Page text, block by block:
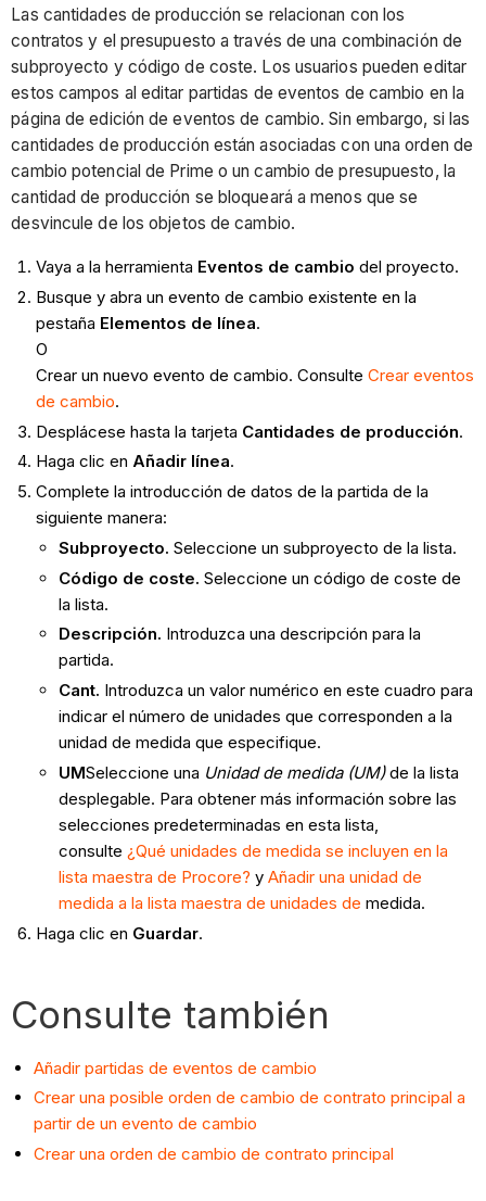
Las cantidades de producción se relacionan con los
contratos y el presupuesto a través de una combinación de
subproyecto y código de coste. Los usuarios pueden editar
estos campos al editar partidas de eventos de cambio en la
página de edición de eventos de cambio. Sin embargo, si las
cantidades de producción están asociadas con una orden de
cambio potencial de Prime o un cambio de presupuesto, la
cantidad de producción se bloqueará a menos que se
desvincule de los objetos de cambio.
Vaya a la herramienta Eventos de cambio del proyecto.
Busque y abra un evento de cambio existente en la
pestaña Elementos de línea.
O
Crear un nuevo evento de cambio. Consulte Crear eventos
de cambio.
Desplácese hasta la tarjeta Cantidades de producción.
Haga clic en Añadir línea.
Complete la introducción de datos de la partida de la
siguiente manera:
Subproyecto. Seleccione un subproyecto de la lista.
Código de coste. Seleccione un código de coste de
la lista.
Descripción. Introduzca una descripción para la
partida.
Cant. Introduzca un valor numérico en este cuadro para
indicar el número de unidades que corresponden a la
unidad de medida que especifique.
UMSeleccione una Unidad de medida (UM)de la lista
desplegable. Para obtener más información sobre las
selecciones predeterminadas en esta lista,
consulte ¿Qué unidades de medida se incluyen en la
lista maestra de Procore? y Añadir una unidad de
medida a la lista maestra de unidades de medida.
Haga clic en Guardar.
Consulte también
Añadir partidas de eventos de cambio
Crear una posible orden de cambio de contrato principal a
partir de un evento de cambio
Crear una orden de cambio de contrato principal